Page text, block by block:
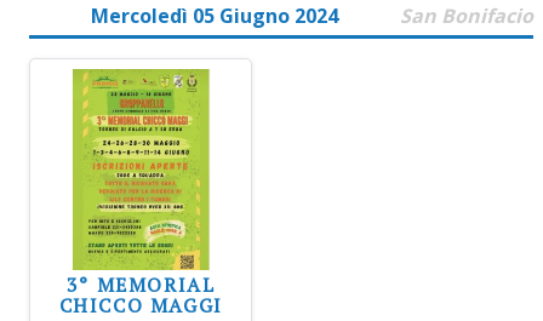
Mercoledì 05 Giugno 2024 San Bonifacio
3° MEMORIAL
CHICCO MAGGI